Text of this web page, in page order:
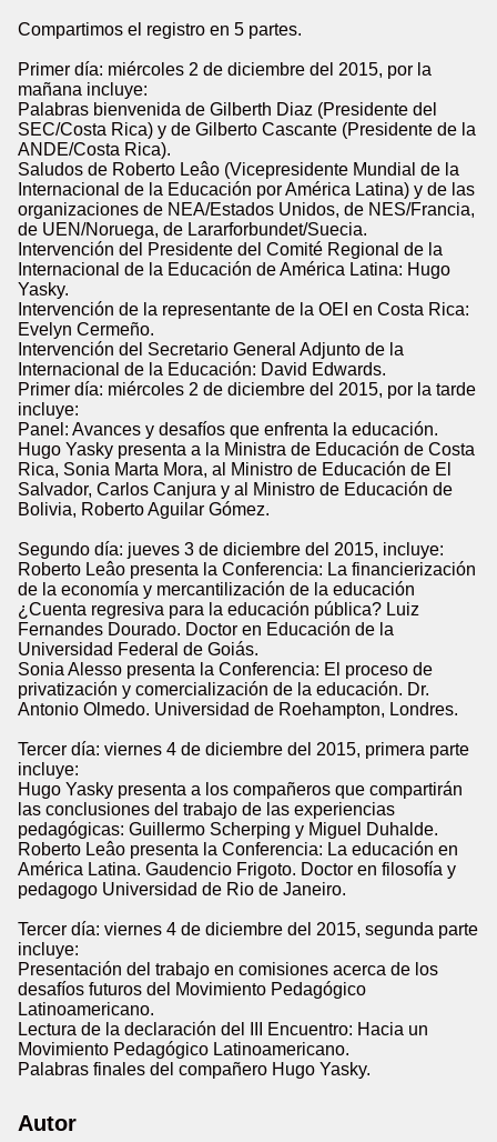
Compartimos el registro en 5 partes.
Primer día: miércoles 2 de diciembre del 2015, por la
mañana incluye:
Palabras bienvenida de Gilberth Diaz (Presidente del
SEC/Costa Rica) y de Gilberto Cascante (Presidente de la
ANDE/Costa Rica).
Saludos de Roberto Leâo (Vicepresidente Mundial de la
Internacional de la Educación por América Latina) y de las
organizaciones de NEA/Estados Unidos, de NES/Francia,
de UEN/Noruega, de Lararforbundet/Suecia.
Intervención del Presidente del Comité Regional de la
Internacional de la Educación de América Latina: Hugo
Yasky.
Intervención de la representante de la OEI en Costa Rica:
Evelyn Cermeño.
Intervención del Secretario General Adjunto de la
Internacional de la Educación: David Edwards.
Primer día: miércoles 2 de diciembre del 2015, por la tarde
incluye:
Panel: Avances y desafíos que enfrenta la educación.
Hugo Yasky presenta a la Ministra de Educación de Costa
Rica, Sonia Marta Mora, al Ministro de Educación de El
Salvador, Carlos Canjura y al Ministro de Educación de
Bolivia, Roberto Aguilar Gómez.
Segundo día: jueves 3 de diciembre del 2015, incluye:
Roberto Leâo presenta la Conferencia: La financierización
de la economía y mercantilización de la educación
¿Cuenta regresiva para la educación pública? Luiz
Fernandes Dourado. Doctor en Educación de la
Universidad Federal de Goiás.
Sonia Alesso presenta la Conferencia: El proceso de
privatización y comercialización de la educación. Dr.
Antonio Olmedo. Universidad de Roehampton, Londres.
Tercer día: viernes 4 de diciembre del 2015, primera parte
incluye:
Hugo Yasky presenta a los compañeros que compartirán
las conclusiones del trabajo de las experiencias
pedagógicas: Guillermo Scherping y Miguel Duhalde.
Roberto Leâo presenta la Conferencia: La educación en
América Latina. Gaudencio Frigoto. Doctor en filosofía y
pedagogo Universidad de Rio de Janeiro.
Tercer día: viernes 4 de diciembre del 2015, segunda parte
incluye:
Presentación del trabajo en comisiones acerca de los
desafíos futuros del Movimiento Pedagógico
Latinoamericano.
Lectura de la declaración del III Encuentro: Hacia un
Movimiento Pedagógico Latinoamericano.
Palabras finales del compañero Hugo Yasky.
Autor